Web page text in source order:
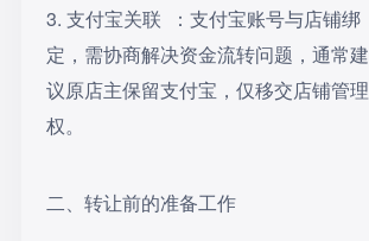
3. 支付宝关联 ：支付宝账号与店铺绑
定，需协商解决资金流转问题，通常建
议原店主保留支付宝，仅移交店铺管理
权。
二、转让前的准备工作